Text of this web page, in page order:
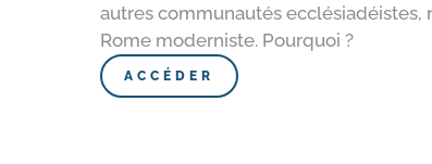
autres communautés ecclésiadéistes,
Rome moderniste. Pourquoi ?
ACCÉDER